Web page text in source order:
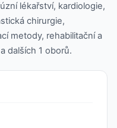
lékařství, kardiologie,
chirurgie,
metody, rehabilitační a
dalších 1 oborů.